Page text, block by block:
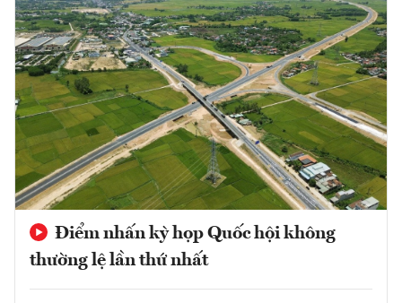
Điểm nhấn kỳ họp Quốc hội không
thường lệ lần thứ nhất